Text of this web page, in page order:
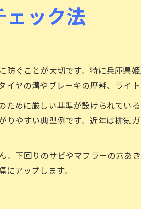
ェック法
ぐことが大切です。特に兵庫県
ヤの溝やブレーキの摩耗、ライ
めに厳しい基準が設けられてい
やすい典型例です。近年は排気
下回りのサビやマフラーの穴あ
アップします。